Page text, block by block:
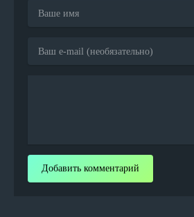
Добавить комментарий